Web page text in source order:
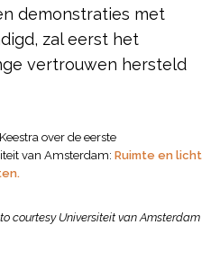
demonstraties met
zal eerst het
vertrouwen hersteld
over de eerste
van Amsterdam: Ruimte en licht
courtesy Universiteit van Amsterdam